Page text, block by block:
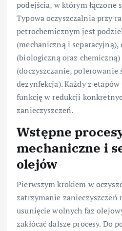
podejścia, w którym łączone
Typowa oczyszczalnia przy
petrochemicznym jest
(mechaniczną i separacyjną),
(biologiczną oraz chemiczną)
(doczyszczanie, polerowanie
dezynfekcja). Każdy z
funkcję w redukcji
zanieczyszczeń.
Wstępne
mechaniczne i
olejów
Pierwszym krokiem w
zatrzymanie zanieczyszczeń
usunięcie wolnych faz
zakłócać dalsze procesy. Do